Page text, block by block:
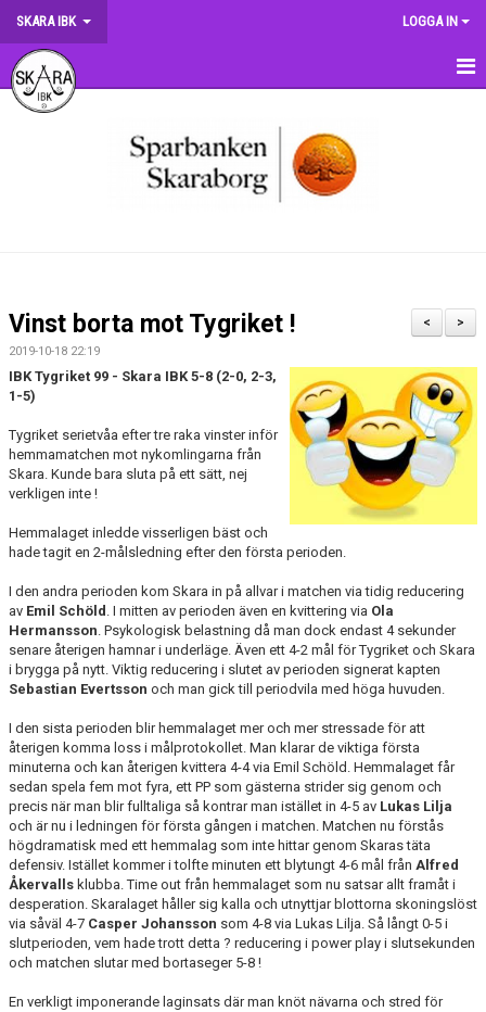
SKARA IBK LOGGA IN
HEM
KRONMATCHEN
SERIETABELLER
MATCHVÄRDSKAP
TRÄNINGSSCHEMA
KALENDER
VÅRA LAG
WEBSHOP
50/50 LOTTERI
>
<
Vinst borta mot Tygriket !
2019-10-18 22:19
IBK Tygriket 99 - Skara IBK 5-8 (2-0, 2-3,
1-5)
Tygriket serietvåa efter tre raka vinster inför
hemmamatchen mot nykomlingarna från
Skara. Kunde bara sluta på ett sätt, nej
verkligen inte !
Hemmalaget inledde visserligen bäst och
hade tagit en 2-målsledning efter den första perioden.
I den andra perioden kom Skara in på allvar i matchen via tidig reducering
av Emil Schöld . I mitten av perioden även en kvittering via Ola
Hermansson. Psykologisk belastning då man dock endast 4 sekunder
senare återigen hamnar i underläge. Även ett 4-2 mål för Tygriket och Skara
i brygga på nytt. Viktig reducering i slutet av perioden signerat kapten
Sebastian Evertsson och man gick till periodvila med höga huvuden.
I den sista perioden blir hemmalaget mer och mer stressade för att
återigen komma loss i målprotokollet. Man klarar de viktiga första
minuterna och kan återigen kvittera 4-4 via Emil Schöld. Hemmalaget får
sedan spela fem mot fyra, ett PP som gästerna strider sig genom och
precis när man blir fulltaliga så kontrar man istället in 4-5 av Lukas Lilja
och är nu i ledningen för första gången i matchen. Matchen nu förstås
högdramatisk med ett hemmalag som inte hittar genom Skaras täta
defensiv. Istället kommer i tolfte minuten ett blytungt 4-6 mål från Alfred
Åkervalls klubba. Time out från hemmalaget som nu satsar allt framåt i
desperation. Skaralaget håller sig kalla och utnyttjar blottorna skoningslöst
via såväl 4-7 Casper Johansson som 4-8 via Lukas Lilja. Så långt 0-5 i
slutperioden, vem hade trott detta ? reducering i power play i slutsekunden
och matchen slutar med bortaseger 5-8 !
En verkligt imponerande laginsats där man knöt nävarna och stred för